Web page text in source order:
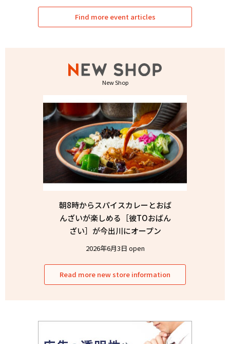
Find more event articles
New Shop
朝8時からスパイスカレーとおば
んざいが楽しめる［彼TOおばん
ざい］が今出川にオープン
2026年6月3日 open
Read more new store information